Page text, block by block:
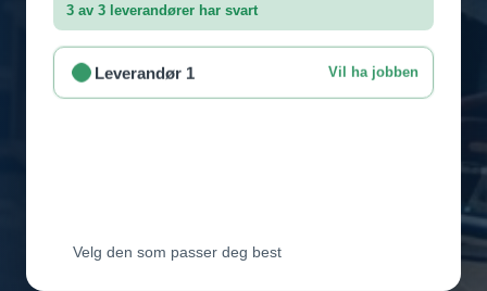
3 av 3 leverandører har svart
Leverandør 1 Vil ha jobben
Velg den som passer deg best